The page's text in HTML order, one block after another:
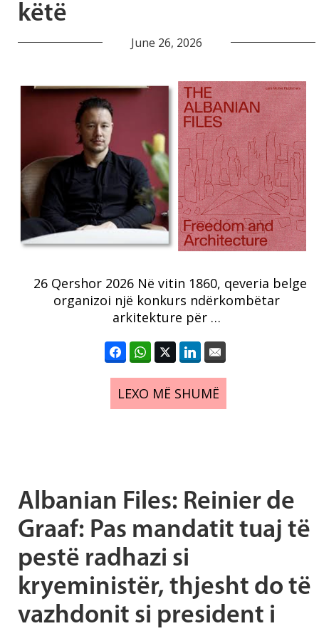
këtë
June 26, 2026
26 Qershor 2026 Në vitin 1860, qeveria belge
organizoi një konkurs ndërkombëtar
arkitekture për …
LEXO MË SHUMË
Albanian Files: Reinier de
Graaf: Pas mandatit tuaj të
pestë radhazi si
kryeministër, thjesht do të
vazhdonit si president i